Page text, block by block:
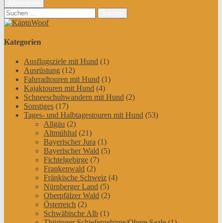
Suchen
nach:
Kategorien
Ausflugsziele mit Hund (1)
Ausrüstung (12)
Fahrradtouren mit Hund (1)
Kajaktouren mit Hund (4)
Schneeschuhwandern mit Hund (2)
Sonstiges (17)
Tages- und Halbtagestouren mit Hund (53)
Allgäu (2)
Altmühltal (21)
Bayerischer Jura (1)
Bayerischer Wald (5)
Fichtelgebirge (7)
Frankenwald (2)
Fränkische Schweiz (4)
Nürnberger Land (5)
Oberpfälzer Wald (2)
Österreich (2)
Schwäbische Alb (1)